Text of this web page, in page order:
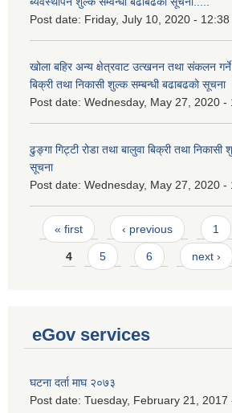
Post date: Friday, July 10, 2020 - 12:38
खोला बहिर अन्य क्षेत्रवाट उत्खनन तथा संकलन गर्ने
बिक्री तथा निकासी शुल्क सम्बन्धी बढाबढको सूचना
Post date: Wednesday, May 27, 2020 -
ढुङ्गा गिट्टी रोडा तथा बालुवा बिक्री तथा निकासी
सूचना
Post date: Wednesday, May 27, 2020 -
Pages
« first ‹ previous 1
4 5 6 next ›
eGov services
घटना दर्ता माघ २०७३
Post date: Tuesday, February 21, 2017